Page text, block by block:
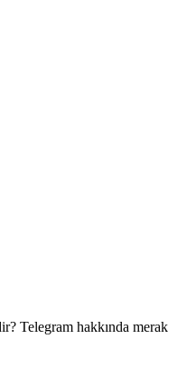
Telegram hakkında merak